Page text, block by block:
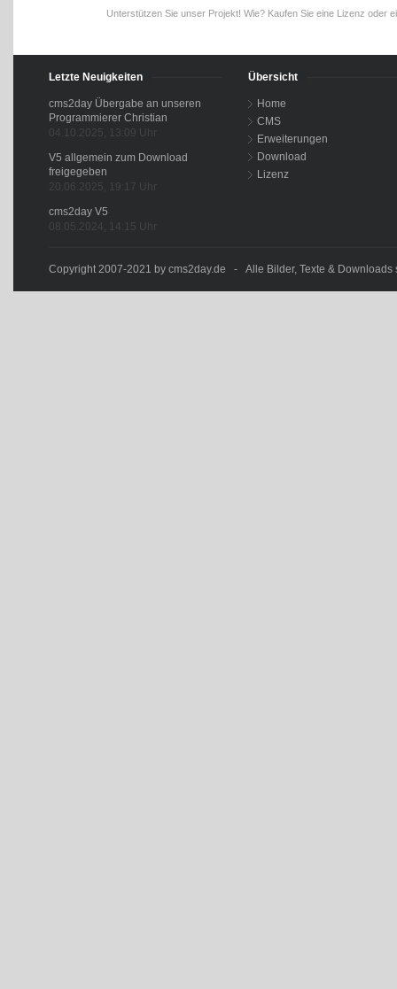
Unterstützen Sie unser Projekt! Wie? Kaufen Sie eine Lizenz oder
Letzte Neuigkeiten
cms2day Übergabe an unseren
Programmierer Christian
04.10.2025, 13:09 Uhr
V5 allgemein zum Download
freigegeben
20.06.2025, 19:17 Uhr
cms2day V5
08.05.2024, 14:15 Uhr
Übersicht
Home
CMS
Erweiterungen
Download
Lizenz
Copyright 2007-2021 by cms2day.de - Alle Bilder, Texte & Downloads